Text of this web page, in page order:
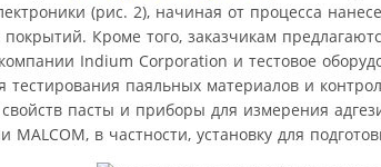
(рис. 2), начиная от процесса
Кроме того, заказчикам
Indium Corporation и тестовое
тестирования паяльных материалов и
свойств пасты и приборы для измерения
в частности, установку для